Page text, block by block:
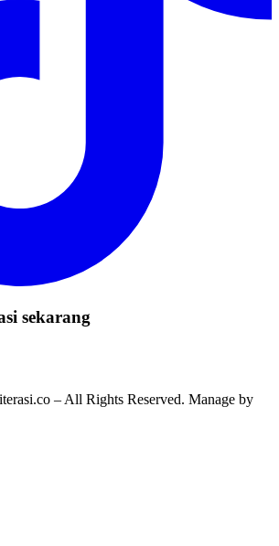
sekarang
– All Rights Reserved. Manage by